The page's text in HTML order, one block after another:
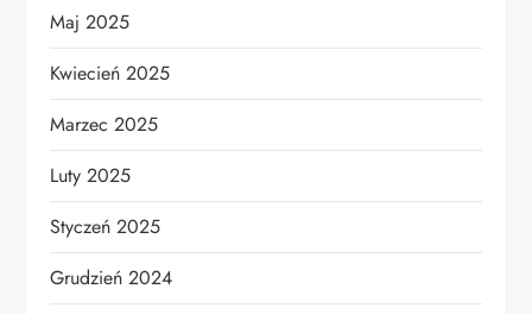
Maj 2025
Kwiecień 2025
Marzec 2025
Luty 2025
Styczeń 2025
Grudzień 2024